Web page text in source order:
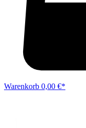
Warenkorb 0,00 €*